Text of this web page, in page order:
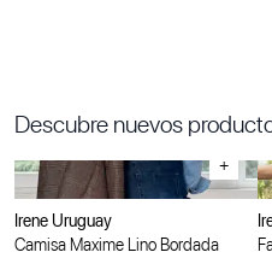
Descubre nuevos
+
Irene Uruguay
Camisa Maxime Lino Bordada